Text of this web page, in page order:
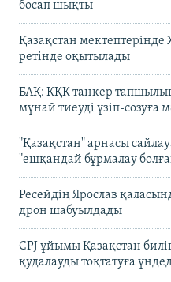
босап шықты
Қазақстан
ретінде оқытылады
БАҚ: КҚК танкер
мұнай тиеуді үзіп-созуға
"Қазақстан" арнасы
"ешқандай бұрмалау
Ресейдің Ярослав
дрон шабуылдады
CPJ ұйымы Қазақстан
қудалауды тоқтатуға